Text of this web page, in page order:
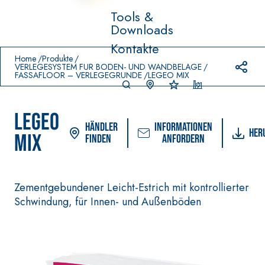
Tools &
Downloads
Kontakte
Home Produkte
VERLEGESYSTEM FÜR BODEN- UND WANDBELÄGE
FASSAFLOOR – VERLEGEGRÜNDE LEGEO MIX
LEGEO
MIX
Händler
finden
Informationen
anfordern
Zementgebundener Leicht-Estrich mit kontrollierter
Schwindung, für Innen- und Außenböden
Prodotti in primo piano
VERLEGESYSTEM FÜR
BODEN- UND
WANDBELÄGE
FASSACOLOUR®-
FARBANSTRICHE